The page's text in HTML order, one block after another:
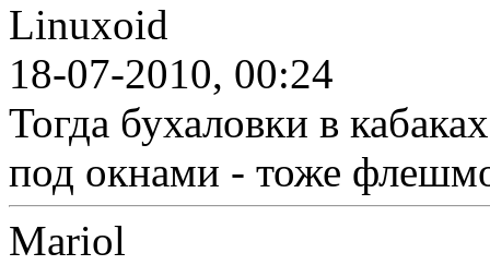
Linuxoid
18-07-2010, 00:24
Тогда бухаловки в
под окнами - тоже
Mariol